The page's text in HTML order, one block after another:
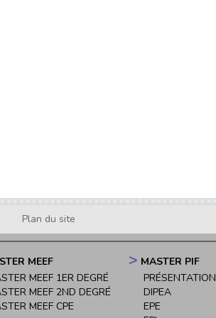
Plan du site
MEEF
MEEF 1ER DEGRÉ
MEEF 2ND DEGRÉ
MEEF CPE
MASTER PIF
PRÉSENTATION
DIPEA
EPE